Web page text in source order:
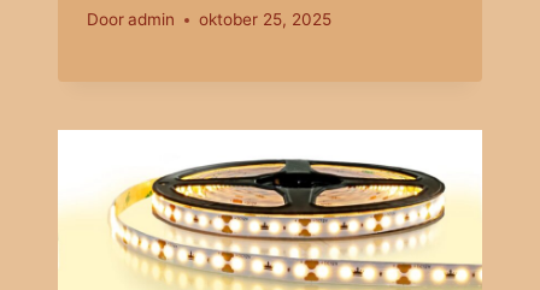
Dooradmin oktober 25, 2025